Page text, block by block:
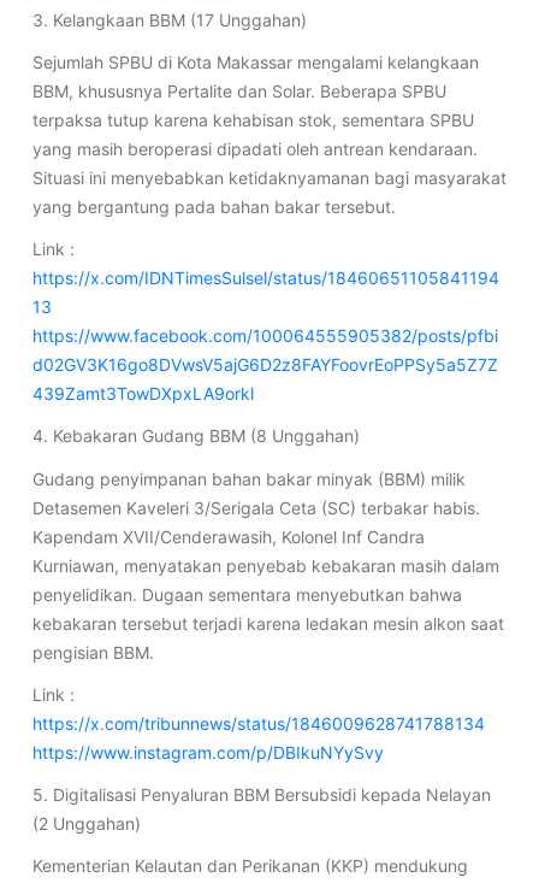
3. Kelangkaan BBM (17 Unggahan)
Sejumlah SPBU di Kota Makassar mengalami kelangkaan
BBM, khususnya Pertalite dan Solar. Beberapa SPBU
terpaksa tutup karena kehabisan stok, sementara SPBU
yang masih beroperasi dipadati oleh antrean kendaraan.
Situasi ini menyebabkan ketidaknyamanan bagi masyarakat
yang bergantung pada bahan bakar tersebut.
Link :
https://x.com/IDNTimesSulsel/status/18460651105841194
13
https://www.facebook.com/100064555905382/posts/pfbi
d02GV3K16go8DVwsV5ajG6D2z8FAYFoovrEoPPSy5a5Z7Z
439Zamt3TowDXpxLA9orkl
4. Kebakaran Gudang BBM (8 Unggahan)
Gudang penyimpanan bahan bakar minyak (BBM) milik
Detasemen Kaveleri 3/Serigala Ceta (SC) terbakar habis.
Kapendam XVII/Cenderawasih, Kolonel Inf Candra
Kurniawan, menyatakan penyebab kebakaran masih dalam
penyelidikan. Dugaan sementara menyebutkan bahwa
kebakaran tersebut terjadi karena ledakan mesin alkon saat
pengisian BBM.
Link :
https://x.com/tribunnews/status/1846009628741788134
https://www.instagram.com/p/DBIkuNYySvy
5. Digitalisasi Penyaluran BBM Bersubsidi kepada Nelayan
(2 Unggahan)
Kementerian Kelautan dan Perikanan (KKP) mendukung